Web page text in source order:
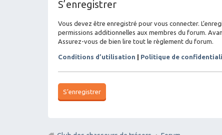
S’enregistrer
Vous devez être enregistré pour vous connecter.
permissions additionnelles aux membres du forum.
Assurez-vous de bien lire tout le règlement du forum.
Conditions d’utilisation Politique de
S’enregistrer